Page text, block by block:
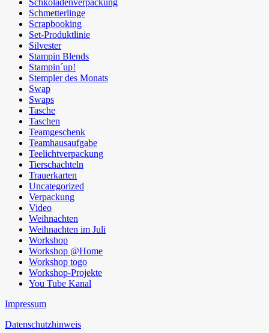
Schmetterlinge
Scrapbooking
Set-Produktlinie
Silvester
Stampin Blends
Stampin´up!
Stempler des Monats
Swap
Swaps
Tasche
Taschen
Teamgeschenk
Teamhausaufgabe
Teelichtverpackung
Tierschachteln
Trauerkarten
Uncategorized
Verpackung
Video
Weihnachten
Weihnachten im Juli
Workshop
Workshop @Home
Workshop togo
Workshop-Projekte
You Tube Kanal
Impressum
Datenschutzhinweis